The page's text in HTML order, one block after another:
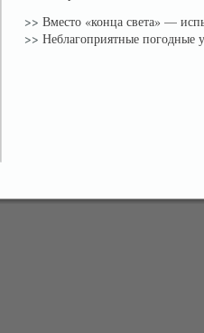
>> Вместо «конца света» —
>> Неблагоприятные погодные